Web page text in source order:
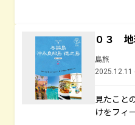
０３
島旅
2025.12.11
見たこと
けをフィ